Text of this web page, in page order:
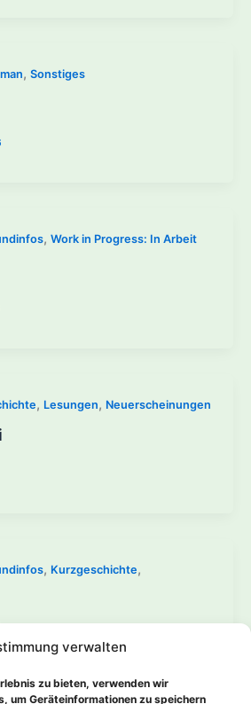
verwalten
zu bieten, verwenden wir
um Geräteinformationen zu speichern
, Sonstiges
, Work in Progress: In Arbeit
, Lesungen, Neuerscheinungen
, Kurzgeschichte,